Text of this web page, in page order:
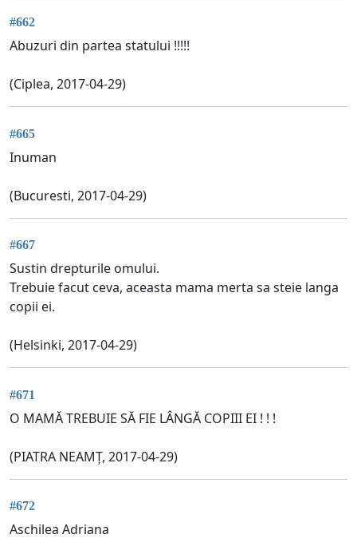
#662
Abuzuri din partea statului !!!!!
(Ciplea, 2017-04-29)
#665
Inuman
(Bucuresti, 2017-04-29)
#667
Sustin drepturile omului.
Trebuie facut ceva, aceasta mama merta sa steie langa
copii ei.
(Helsinki, 2017-04-29)
#671
O MAMĂ TREBUIE SĂ FIE LÂNGĂ COPIII EI ! ! !
(PIATRA NEAMȚ, 2017-04-29)
#672
Aschilea Adriana